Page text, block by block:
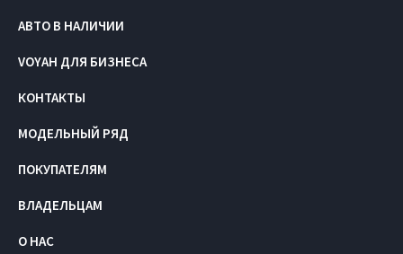
АВТО В НАЛИЧИИ
VOYAH ДЛЯ БИЗНЕСА
КОНТАКТЫ
МОДЕЛЬНЫЙ РЯД
ПОКУПАТЕЛЯМ
ВЛАДЕЛЬЦАМ
О НАС